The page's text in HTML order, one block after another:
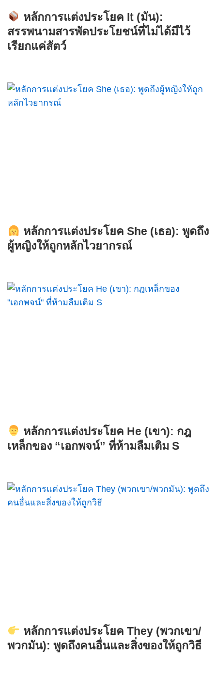
หลักการแต่งประโยค It (มัน):
สรรพนามสารพัดประโยชน์ที่ไม่ได้มีไว้
เรียกแค่สัตว์
หลักการแต่งประโยค She (เธอ): พูดถึง
ผู้หญิงให้ถูกหลักไวยากรณ์
หลักการแต่งประโยค He (เขา): กฎ
เหล็กของ “เอกพจน์” ที่ห้ามลืมเติม S
หลักการแต่งประโยค They (พวกเขา/
พวกมัน): พูดถึงคนอื่นและสิ่งของให้ถูกวิธี